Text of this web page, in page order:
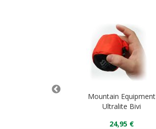
Mountain Equipment
Ultralite Bivi
24,95 €